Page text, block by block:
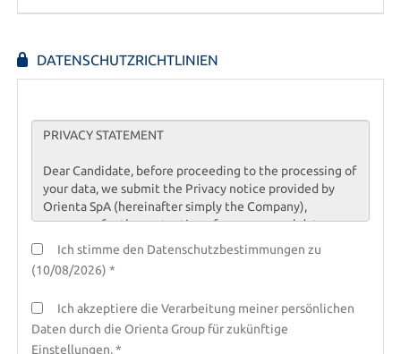
DATENSCHUTZRICHTLINIEN
Ich stimme den Datenschutzbestimmungen zu
(10/08/2026) *
Ich akzeptiere die Verarbeitung meiner persönlichen
Daten durch die Orienta Group für zukünftige
Einstellungen. *